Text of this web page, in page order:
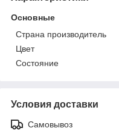
Основные
Страна производитель
Цвет
Состояние
Условия доставки
Самовывоз